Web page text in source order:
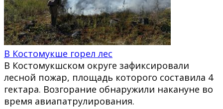
В Костомукше горел лес
В Костомукшском округе зафиксировали
лесной пожар, площадь которого составила 4
гектара. Возгорание обнаружили накануне во
время авиапатрулирования.